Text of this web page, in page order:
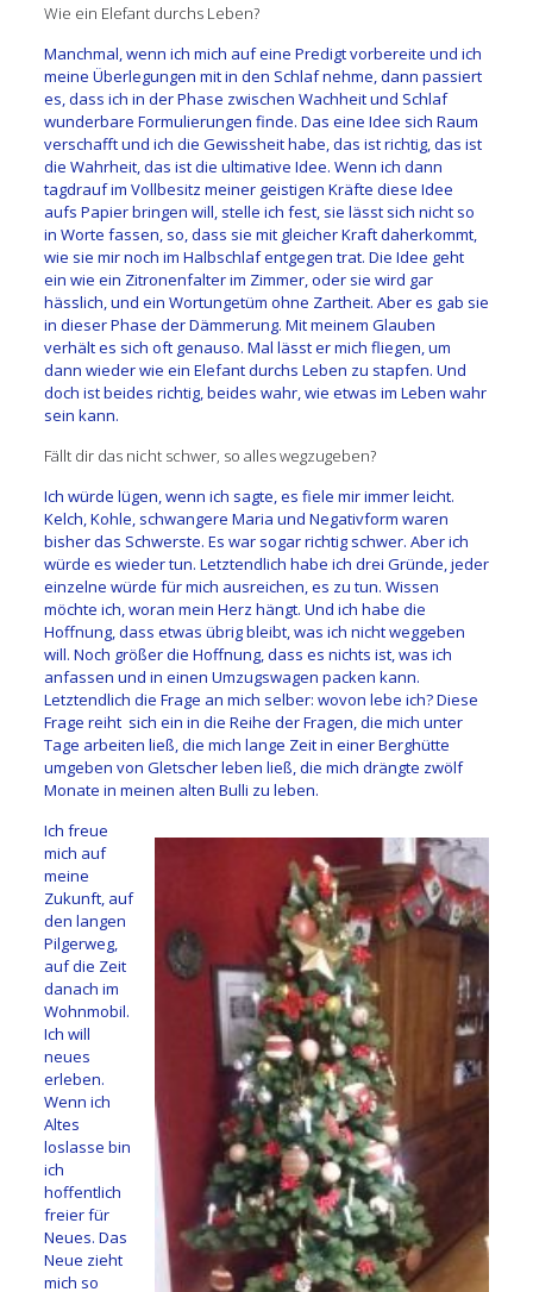
Wie ein Elefant durchs Leben?
Manchmal, wenn ich mich auf eine Predigt vorbereite und ich
meine Überlegungen mit in den Schlaf nehme, dann passiert
es, dass ich in der Phase zwischen Wachheit und Schlaf
wunderbare Formulierungen finde. Das eine Idee sich Raum
verschafft und ich die Gewissheit habe, das ist richtig, das ist
die Wahrheit, das ist die ultimative Idee. Wenn ich dann
tagdrauf im Vollbesitz meiner geistigen Kräfte diese Idee
aufs Papier bringen will, stelle ich fest, sie lässt sich nicht so
in Worte fassen, so, dass sie mit gleicher Kraft daherkommt,
wie sie mir noch im Halbschlaf entgegen trat. Die Idee geht
ein wie ein Zitronenfalter im Zimmer, oder sie wird gar
hässlich, und ein Wortungetüm ohne Zartheit. Aber es gab sie
in dieser Phase der Dämmerung. Mit meinem Glauben
verhält es sich oft genauso. Mal lässt er mich fliegen, um
dann wieder wie ein Elefant durchs Leben zu stapfen. Und
doch ist beides richtig, beides wahr, wie etwas im Leben wahr
sein kann.
Fällt dir das nicht schwer, so alles wegzugeben?
Ich würde lügen, wenn ich sagte, es fiele mir immer leicht.
Kelch, Kohle, schwangere Maria und Negativform waren
bisher das Schwerste. Es war sogar richtig schwer. Aber ich
würde es wieder tun. Letztendlich habe ich drei Gründe, jeder
einzelne würde für mich ausreichen, es zu tun. Wissen
möchte ich, woran mein Herz hängt. Und ich habe die
Hoffnung, dass etwas übrig bleibt, was ich nicht weggeben
will. Noch größer die Hoffnung, dass es nichts ist, was ich
anfassen und in einen Umzugswagen packen kann.
Letztendlich die Frage an mich selber: wovon lebe ich? Diese
Frage reiht sich ein in die Reihe der Fragen, die mich unter
Tage arbeiten ließ, die mich lange Zeit in einer Berghütte
umgeben von Gletscher leben ließ, die mich drängte zwölf
Monate in meinen alten Bulli zu leben.
Ich freue
mich auf
meine
Zukunft, auf
den langen
Pilgerweg,
auf die Zeit
danach im
Wohnmobil.
Ich will
neues
erleben.
Wenn ich
Altes
loslasse bin
ich
hoffentlich
freier für
Neues. Das
Neue zieht
mich so